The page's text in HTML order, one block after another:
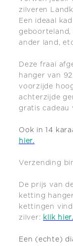
zilveren
Een ideaal
geboorteland,
ander land,
Deze fraai
hanger van
voorzijde
achterzijde
gratis cadeau
Ook in 14
hier.
Verzending
De prijs van
ketting
kettingen
zilver: klik hier.
Een (echte)